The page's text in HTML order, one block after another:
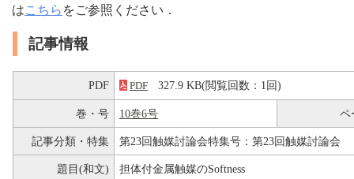
はこちら をご参照ください．
記事情報
PDF PDF 327.9 KB(閲覧回数：1回)
巻・号 10巻6号 ペ
記事分類・特集 第23回触媒討論会特集号：第23回触媒討論会
題目(和文) 担体付金属触媒のSoftness